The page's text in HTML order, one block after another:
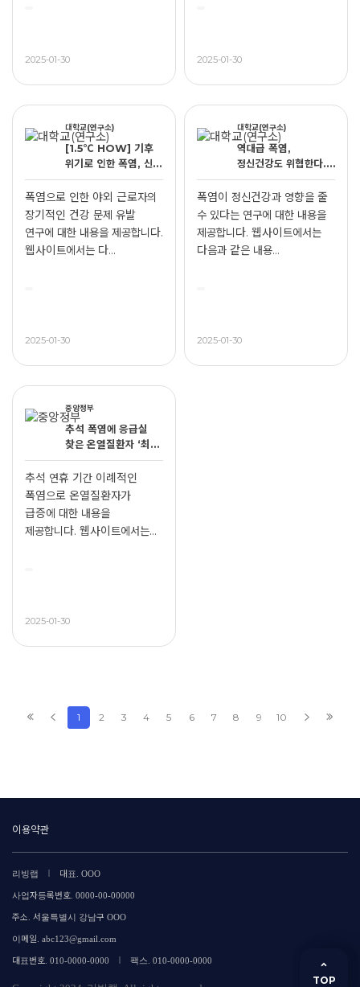
2025-01-30 2025-01-30
대학교(연구소)
[1.5℃ HOW] 기후
위기로 인한 폭염, 신장
질환 위험 높여
폭염으로 인한 야외 근로자의
장기적인 건강 문제 유발
연구에 대한 내용을 제공합니다.
웹사이트에서는 다...
2025-01-30
대학교(연구소)
역대급 폭염,
정신건강도 위협한다..
기온 1도 오를 때
우울감 13% 증가
폭염이 정신건강과 영향을 줄
수 있다는 연구에 대한 내용을
제공합니다. 웹사이트에서는
다음과 같은 내용...
2025-01-30
중앙정부
추석 폭염에 응급실
찾은 온열질환자 ‘최근
5년새 최대’
추석 연휴 기간 이례적인
폭염으로 온열질환자가
급증에 대한 내용을
제공합니다. 웹사이트에서는
2025-01-30
1 2 3 4 5 6 7 8 9 10
이용약관
리빙랩 | 대표. OOO
사업자등록번호. 0000-00-00000
주소. 서울특별시 강남구 OOO
이메일. abc123@gmail.com
대표번호. 010-0000-0000 | 팩스. 010-0000-0000
TOP